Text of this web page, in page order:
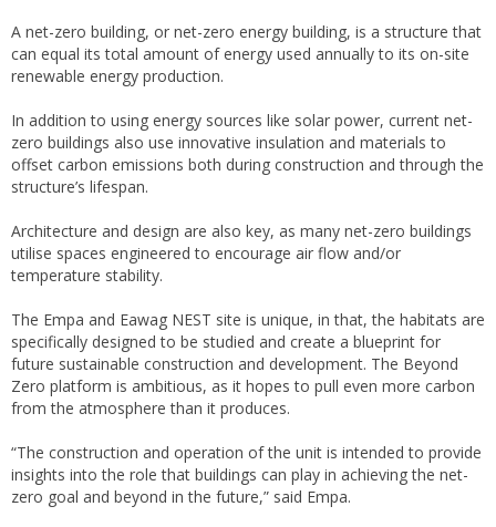
A net-zero building, or net-zero energy building, is a structure that
can equal its total amount of energy used annually to its on-site
renewable energy production.
In addition to using energy sources like solar power, current net-
zero buildings also use innovative insulation and materials to
offset carbon emissions both during construction and through the
structure’s lifespan.
Architecture and design are also key, as many net-zero buildings
utilise spaces engineered to encourage air flow and/or
temperature stability.
The Empa and Eawag NEST site is unique, in that, the habitats are
specifically designed to be studied and create a blueprint for
future sustainable construction and development. The Beyond
Zero platform is ambitious, as it hopes to pull even more carbon
from the atmosphere than it produces.
“The construction and operation of the unit is intended to provide
insights into the role that buildings can play in achieving the net-
zero goal and beyond in the future,” said Empa.